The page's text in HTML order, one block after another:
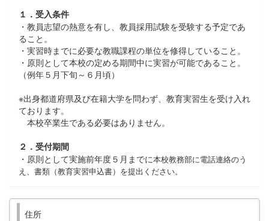
１．受入条件
・教員志望の熱意を有し、教員採用試験を受験する予定であ
ること。
・実習時までに必要な教職課程の単位を修得していること。
・原則として本校の定める期間中に実習が可能であること。
（例年５月下旬～６月頃）
※出身都道府県及び在籍大学を問わず、教育実習生を受け入れ
ております。
本校卒業生である必要はありません。
２．受付期間
・原則として実施前年度５月までに本校教務部に電話連絡のう
え、書類（教育実習申込書）を提出ください。
住所